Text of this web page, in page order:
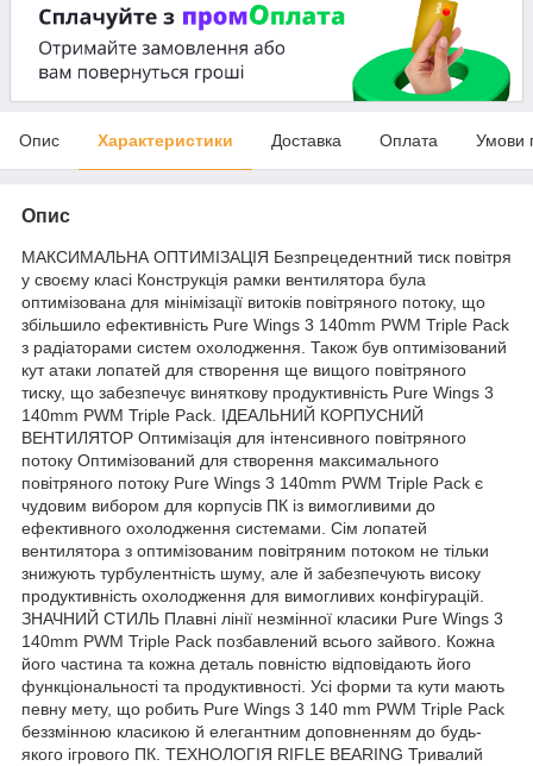
Опис Характеристики Доставка Оплата Умови
Опис
МАКСИМАЛЬНА ОПТИМІЗАЦІЯ Безпрецедентний тиск повітря
у своєму класі Конструкція рамки вентилятора була
оптимізована для мінімізації витоків повітряного потоку, що
збільшило ефективність Pure Wings 3 140mm PWM Triple Pack
з радіаторами систем охолодження. Також був оптимізований
кут атаки лопатей для створення ще вищого повітряного
тиску, що забезпечує виняткову продуктивність Pure Wings 3
140mm PWM Triple Pack. ІДЕАЛЬНИЙ КОРПУСНИЙ
ВЕНТИЛЯТОР Оптимізація для інтенсивного повітряного
потоку Оптимізований для створення максимального
повітряного потоку Pure Wings 3 140mm PWM Triple Pack є
чудовим вибором для корпусів ПК із вимогливими до
ефективного охолодження системами. Сім лопатей
вентилятора з оптимізованим повітряним потоком не тільки
знижують турбулентність шуму, але й забезпечують високу
продуктивність охолодження для вимогливих конфігурацій.
ЗНАЧНИЙ СТИЛЬ Плавні лінії незмінної класики Pure Wings 3
140mm PWM Triple Pack позбавлений всього зайвого. Кожна
його частина та кожна деталь повністю відповідають його
функціональності та продуктивності. Усі форми та кути мають
певну мету, що робить Pure Wings 3 140 mm PWM Triple Pack
беззмінною класикою й елегантним доповненням до будь-
якого ігрового ПК. ТЕХНОЛОГІЯ RIFLE BEARING Тривалий